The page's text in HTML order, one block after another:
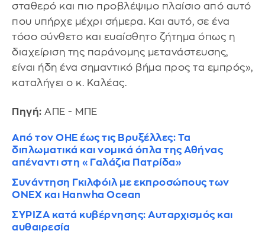
σταθερό και πιο προβλέψιμο πλαίσιο από αυτό
που υπήρχε μέχρι σήμερα. Και αυτό, σε ένα
τόσο σύνθετο και ευαίσθητο ζήτημα όπως η
διαχείριση της παράνομης μετανάστευσης,
είναι ήδη ένα σημαντικό βήμα προς τα εμπρός»,
καταλήγει ο κ. Καλέας.
Πηγή: ΑΠΕ - ΜΠΕ
Από τον ΟΗΕ έως τις Βρυξέλλες: Τα
διπλωματικά και νομικά όπλα της Αθήνας
απέναντι στη «Γαλάζια Πατρίδα»
Συνάντηση Γκιλφόιλ με εκπροσώπους των
ONEX και Hanwha Ocean
ΣΥΡΙΖΑ κατά κυβέρνησης: Αυταρχισμός και
αυθαιρεσία